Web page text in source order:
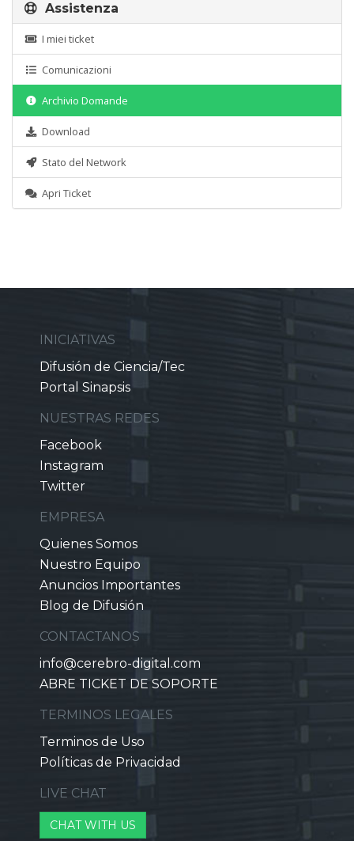
Assistenza
I miei ticket
Comunicazioni
Archivio Domande
Download
Stato del Network
Apri Ticket
INICIATIVAS
Difusión de Ciencia/Tec
Portal Sinapsis
NUESTRAS REDES
Facebook
Instagram
Twitter
EMPRESA
Quienes Somos
Nuestro Equipo
Anuncios Importantes
Blog de Difusión
CONTACTANOS
info@cerebro-digital.com
ABRE TICKET DE SOPORTE
TERMINOS LEGALES
Terminos de Uso
Políticas de Privacidad
LIVE CHAT
CHAT WITH US